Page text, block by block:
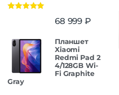
68 999 ₽
Планшет
Xiaomi
Redmi Pad 2
4/128GB Wi-
Fi Graphite
Gray